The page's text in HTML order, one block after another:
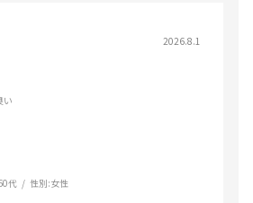
2026.8.1
い
代 性別:女性